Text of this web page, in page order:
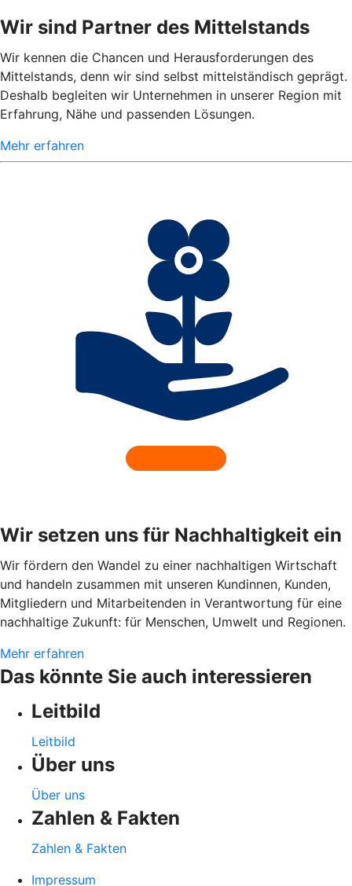
Wir sind Partner des Mittelstands
Wir kennen die Chancen und Herausforderungen des
Mittelstands, denn wir sind selbst mittelständisch geprägt.
Deshalb begleiten wir Unternehmen in unserer Region mit
Erfahrung, Nähe und passenden Lösungen.
Mehr erfahren
Wir setzen uns für Nachhaltigkeit ein
Wir fördern den Wandel zu einer nachhaltigen Wirtschaft
und handeln zusammen mit unseren Kundinnen, Kunden,
Mitgliedern und Mitarbeitenden in Verantwortung für eine
nachhaltige Zukunft: für Menschen, Umwelt und Regionen.
Mehr erfahren
Das könnte Sie auch interessieren
Leitbild
Leitbild
Über uns
Über uns
Zahlen & Fakten
Zahlen & Fakten
Impressum